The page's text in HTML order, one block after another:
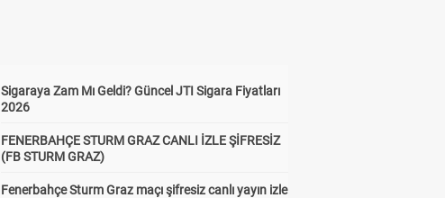
Sigaraya Zam Mı Geldi? Güncel JTI Sigara Fiyatları
2026
FENERBAHÇE STURM GRAZ CANLI İZLE ŞİFRESİZ
(FB STURM GRAZ)
Fenerbahçe Sturm Graz maçı şifresiz canlı yayın izle